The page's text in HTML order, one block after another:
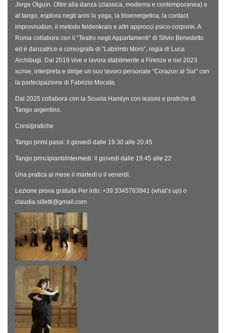
Jorge Olguin. Oltre alla danza (classica, moderna e contemporanea) e
al tango, esplora negli anni lo yoga, la bioenergetica, la contact
improvisation, il metodo feldenkrais e altri approcci psico-corporei. A
Roma collabora con il “Teatro negli Appartamenti” di Silvio Benedetto
ed è danzatrice e coreografa di “Labirinto Moro”, regia di Luca
Archibugi. Dal 2019 vive e lavora stabilmente a Firenze e nel 2023
scrive, interpreta e dirige un suo lavoro personale “Corazon al Sur” con
la partecipazione di Fabrizio Mocata.
Dal 2025 collabora con la Scuola Hamlyn con lezioni e pratiche di
Tango argentino.
Corsi/pratiche
Tango primi passi: il giovedì dalle 19.30 alle 20.45
Tango principianti/intermedi: il giovedì dalle 19.45 alle 22
Una pratica al mese il martedì o il venerdì.
Lezione prova gratuita Per info: +39 3345763941 (what’s up) o
claudia.silletti@gmail.com